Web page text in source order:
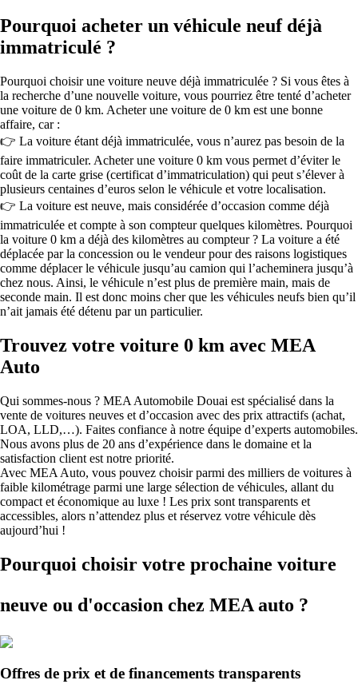
Pourquoi acheter un véhicule neuf déjà
immatriculé ?
Pourquoi choisir une voiture neuve déjà immatriculée ? Si vous êtes à
la recherche d’une nouvelle voiture, vous pourriez être tenté d’acheter
une voiture de 0 km. Acheter une voiture de 0 km est une bonne
affaire, car :
👉 La voiture étant déjà immatriculée, vous n’aurez pas besoin de la
faire immatriculer. Acheter une voiture 0 km vous permet d’éviter le
coût de la carte grise (certificat d’immatriculation) qui peut s’élever à
plusieurs centaines d’euros selon le véhicule et votre localisation.
👉 La voiture est neuve, mais considérée d’occasion comme déjà
immatriculée et compte à son compteur quelques kilomètres. Pourquoi
la voiture 0 km a déjà des kilomètres au compteur ? La voiture a été
déplacée par la concession ou le vendeur pour des raisons logistiques
comme déplacer le véhicule jusqu’au camion qui l’acheminera jusqu’à
chez nous. Ainsi, le véhicule n’est plus de première main, mais de
seconde main. Il est donc moins cher que les véhicules neufs bien qu’il
n’ait jamais été détenu par un particulier.
Trouvez votre voiture 0 km avec MEA
Auto
Qui sommes-nous ? MEA Automobile Douai est spécialisé dans la
vente de voitures neuves et d’occasion avec des prix attractifs (achat,
LOA, LLD,…). Faites confiance à notre équipe d’experts automobiles.
Nous avons plus de 20 ans d’expérience dans le domaine et la
satisfaction client est notre priorité.
Avec MEA Auto, vous pouvez choisir parmi des milliers de voitures à
faible kilométrage parmi une large sélection de véhicules, allant du
compact et économique au luxe ! Les prix sont transparents et
accessibles, alors n’attendez plus et réservez votre véhicule dès
aujourd’hui !
Pourquoi choisir votre prochaine voiture
neuve ou d'occasion chez MEA auto ?
Offres de prix et de financements transparents